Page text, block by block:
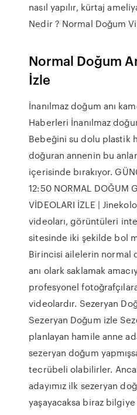
nasıl yapılır, kürtaj
Nedir ? Normal Doğum
Normal Doğum
İzle
İnanılmaz doğum anı
Haberleri İnanılmaz
Bebeğini su dolu plastik
doğuran annenin bu
içerisinde bırakıyor.
12:50 NORMAL DOĞUM
VİDEOLARI İZLE |
videoları, görüntüleri
sitesinde iki şekilde bol
Birincisi ailelerin normal
anı olark saklamak
profesyonel
videolardır. Sezeryan
Sezeryan Doğum izle
planlayan hamile anne
sezeryan doğum
tecrübeli olabilirler.
adayımız ilk sezeryan
yaşayacaksa biraz